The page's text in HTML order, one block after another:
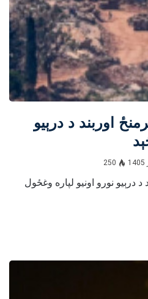
اوربند د درېیو
250
د درېیو نورو اونیو لپاره وغځول